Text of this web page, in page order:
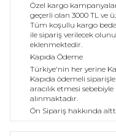
Özel kargo
geçerli olan 3000 TL ve
Tüm koşullu kargo
ile sipariş verilecek
eklenmektedir.
Kapıda Ödeme
Türkiye'nin her yerine
Kapıda ödemeli
aracılık etmesi
alınmaktadır.
Ön Sipariş hakkında